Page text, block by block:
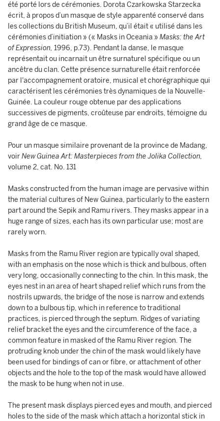
été porté lors de cérémonies. Dorota Czarkowska Starzecka
écrit, à propos d’un masque de style apparenté conservé dans
les collections du British Museum, qu’il était « utilisé dans les
cérémonies d’initiation » (« Masks in Oceania » Masks: the Art
of Expression, 1996, p.73). Pendant la danse, le masque
représentait ou incarnait un être surnaturel spécifique ou un
ancêtre du clan. Cette présence surnaturelle était renforcée
par l'accompagnement oratoire, musical et chorégraphique qui
caractérisent les cérémonies très dynamiques de la Nouvelle-
Guinée. La couleur rouge obtenue par des applications
successives de pigments, croûteuse par endroits, témoigne du
grand âge de ce masque.
Pour un masque similaire provenant de la province de Madang,
voirNew Guinea Art: Masterpieces from the Jolika Collection,
volume 2, cat. No. 131
Masks constructed from the human image are pervasive within
the material cultures of New Guinea, particularly to the eastern
part around the Sepik and Ramu rivers. They masks appear in a
huge range of sizes, each has its own particular use; most are
rarely worn.
Masks from the Ramu River region are typically oval shaped,
with an emphasis on the nose which is thick and bulbous, often
very long, occasionally connecting to the chin. In this mask, the
eyes nest in an area of heart shaped relief which runs from the
nostrils upwards, the bridge of the nose is narrow and extends
down to a bulbous tip, which in reference to traditional
practices, is pierced through the septum. Ridges of variating
relief bracket the eyes and the circumference of the face, a
common feature in masked of the Ramu River region. The
protruding knob under the chin of the mask would likely have
been used for bindings of can or fibre, or attachment of other
objects and the hole to the top of the mask would have allowed
the mask to be hung when not in use.
The present mask displays pierced eyes and mouth, and pierced
holes to the side of the mask which attach a horizontal stick in